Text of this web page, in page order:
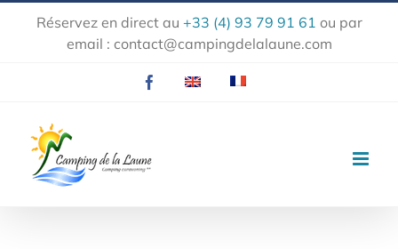
Réservez en direct au +33 (4) 93 79 91 61 ou par
email : contact@campingdelalaune.com
Facebook
EN FR